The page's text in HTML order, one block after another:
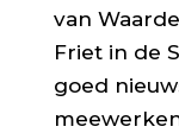
van
Friet in de
goed